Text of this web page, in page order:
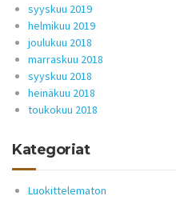
syyskuu 2019
helmikuu 2019
joulukuu 2018
marraskuu 2018
syyskuu 2018
heinäkuu 2018
toukokuu 2018
Kategoriat
Luokittelematon